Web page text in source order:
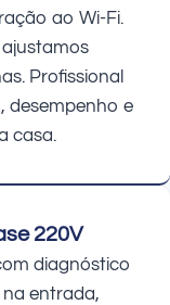
ao Wi-Fi.
Profissional
desempenho e
casa.
220V
diagnóstico
entrada,